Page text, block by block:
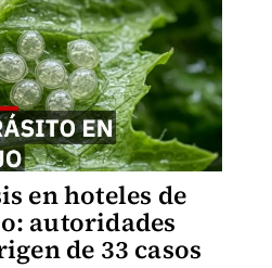
en hoteles de
autoridades
de 33 casos